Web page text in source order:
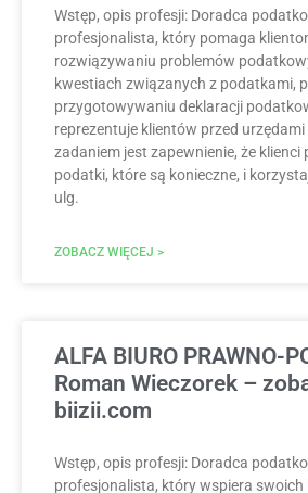
Wstęp, opis profesji: Doradca
profesjonalista, który pomaga
rozwiązywaniu problemów
kwestiach związanych z podatkami,
przygotowywaniu deklaracji
reprezentuje klientów przed
zadaniem jest zapewnienie, że klienci
podatki, które są konieczne, i
ulg.
ZOBACZ WIĘCEJ >
ALFA BIURO PRAWNO-
Roman Wieczorek –
biizii.com
Wstęp, opis profesji: Doradca
profesjonalista, który wspiera swoich